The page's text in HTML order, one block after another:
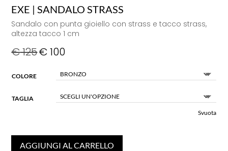
EXE | SANDALO STRASS
Sandalo con punta gioiello con strass e tacco strass,
altezza tacco 1 cm
€125€100
COLORE
TAGLIA
Svuota
AGGIUNGI AL CARRELLO